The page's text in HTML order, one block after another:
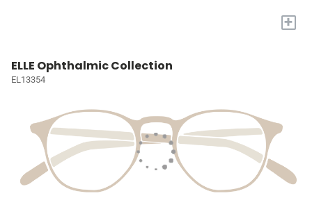
+
ELLE Ophthalmic Collection
EL13354